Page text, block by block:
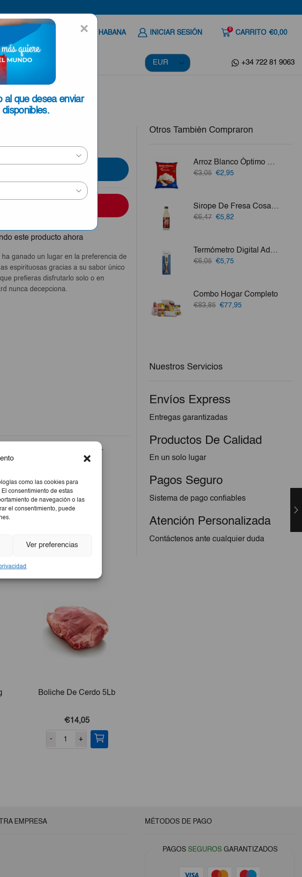
como las cookies para
consentimiento de estas
de navegación o las
el consentimiento, puede
Ver preferencias
×
al que desea enviar
ENVIAR A LA HABANA INICIAR SESIÓN 0 CARRITO €0,00
+34 722 81 9063
este producto ahora
ganado un lugar en la preferencia de
espirituosas gracias a su sabor único
prefieras disfrutarlo solo o en
nunca decepciona.
para disfrutar en cualquier
Boliche De Cerdo 5Lb
€14,05
- +
Otros También Compraron
Arroz Blanco Óptimo Columba 5Lb
€3,05 El
€3,05.
€2,95El
€2,95.
Sirope De Fresa Cosami 1.2 Lt
€6,47 El
€6,47.
€5,82El
€5,82.
Termómetro Digital Adulto Flexible Imagine
€6,05 El
€6,05.
€5,75El
€5,75.
Combo Hogar Completo
€83,85 El
€77,95El
Nuestros Servicios
Envíos Express
Entregas garantizadas
Productos De Calidad
En un solo lugar
Pagos Seguro
Sistema de pago confiables
Atención Personalizada
Contáctenos ante cualquier duda
EMPRESA MÉTODOS DE PAGO
PAGOS SEGUROSGARANTIZADOS